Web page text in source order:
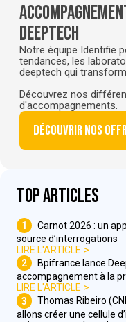
deeptech
Notre équipe Identifie
tendances, les
deeptech qui
Découvrez nos
d'accompagnements.
Découvrir nos
Top articles
1
Carnot 2026 : un
source d’interrogations
LIRE L'ARTICLE
2
Bpifrance lance
accompagnement à la
LIRE L'ARTICLE
3
Thomas Ribeiro
allons créer une cellule